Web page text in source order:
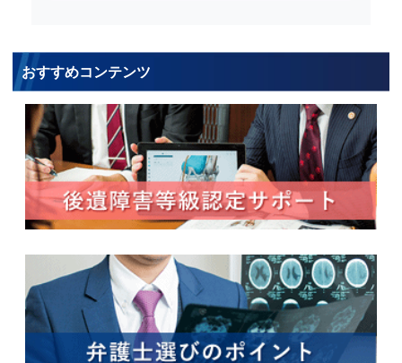
おすすめコンテンツ